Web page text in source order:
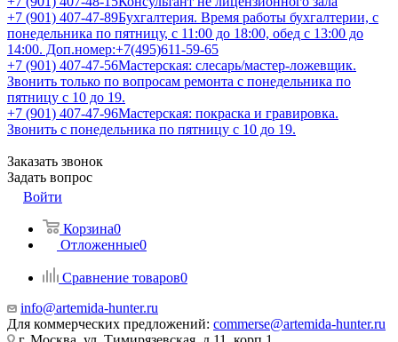
+7 (901) 407-47-89Бухгалтерия. Время работы бухгалтерии, с
понедельника по пятницу, с 11:00 до 18:00, обед с 13:00 до
14:00. Доп.номер:+7(495)611-59-65
+7 (901) 407-47-56Мастерская: слесарь/мастер-ложевщик.
Звонить только по вопросам ремонта с понедельника по
пятницу с 10 до 19.
+7 (901) 407-47-96Мастерская: покраска и гравировка.
Звонить с понедельника по пятницу с 10 до 19.
Заказать звонок
Задать вопрос
Войти
Корзина0
Отложенные0
Сравнение товаров0
info@artemida-hunter.ru
Для коммерческих предложений: commerse@artemida-hunter.ru